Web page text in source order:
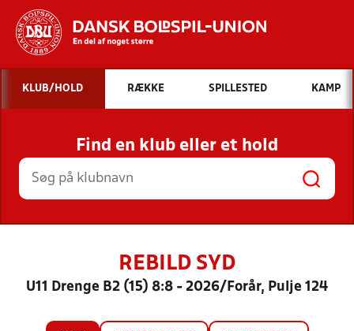
Hvad vil du søge efter?
INDHOLD OG NYHEDER
STILLINGER, RESULTATER, KLUBBER OG
HOLD
KLUB/HOLD RÆKKE SPILLESTED KAMP
Find en klub eller et hold
REBILD SYD
U11 Drenge B2 (15) 8:8 - 2026/Forår, Pulje 124